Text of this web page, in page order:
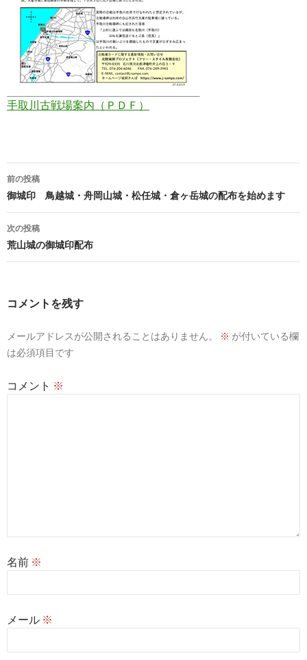
手取川古戦場案内（ＰＤＦ）
投
稿
ナ
ビ
ゲ
ョ
前の投稿
御城印 鳥越城・舟岡山城・松任城・倉ヶ岳城の配布を始めます
次の投稿
荒山城の御城印配布
コメントを残す
メールアドレスが公開されることはありません。 ※ が付いている欄
は必須項目です
コメント ※
名前 ※
メール ※